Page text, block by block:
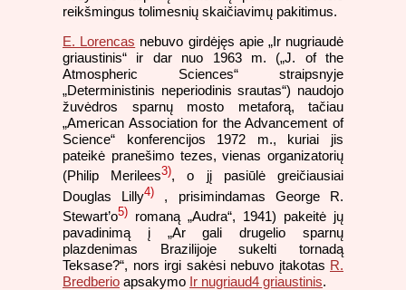
reikšmingus tolimesnių skaičiavimų pakitimus.
E. Lorencas nebuvo girdėjęs apie „Ir nugriaudė
griaustinis“ ir dar nuo 1963 m. („J. of the
Atmospheric Sciences“ straipsnyje
„Deterministinis neperiodinis srautas“) naudojo
žuvėdros sparnų mosto metaforą, tačiau
„American Association for the Advancement of
Science“ konferencijos 1972 m., kuriai jis
pateikė pranešimo tezes, vienas organizatorių
(Philip Merilees3), o jį pasiūlė greičiausiai
Douglas Lilly4) , prisimindamas George R.
Stewart’o5) romaną „Audra“, 1941) pakeitė jų
pavadinimą į „Ar gali drugelio sparnų
plazdenimas Brazilijoje sukelti tornadą
Teksase?“, nors irgi sakėsi nebuvo įtakotas R.
Bredberio apsakymo Ir nugriaud4 griaustinis.